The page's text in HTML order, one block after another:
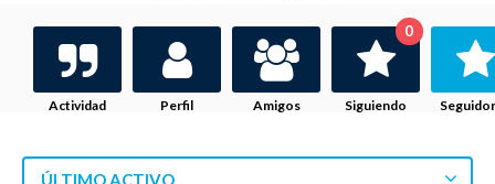
Actividad Perfil Amigos Siguiendo
0
ÚLTIMO ACTIVO